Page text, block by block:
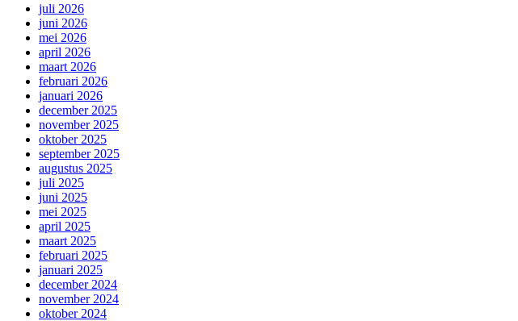
juli 2026
juni 2026
mei 2026
april 2026
maart 2026
februari 2026
januari 2026
december 2025
november 2025
oktober 2025
september 2025
augustus 2025
juli 2025
juni 2025
mei 2025
april 2025
maart 2025
februari 2025
januari 2025
december 2024
november 2024
oktober 2024